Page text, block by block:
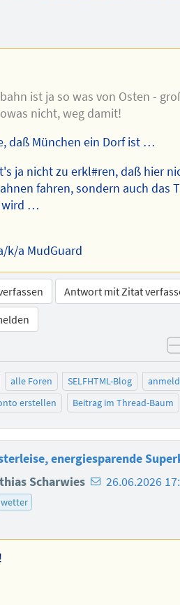
ist ja so was von Osten -
nicht, weg damit!
daß München ein Dorf ist …
ja nicht zu erkl#ren, daß hier
fahren, sondern auch das
wird …
k/a MudGuard
Antwort mit Zitat
alle Foren SELFHTML-Blog
erstellen
Beitrag im Thread-Baum
energiesparende
Scharwies E-
des
26.06.2026
wetter